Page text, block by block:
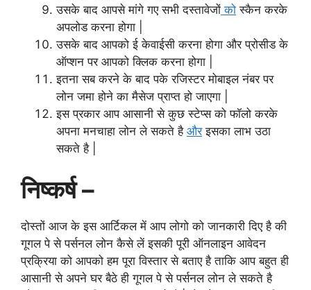
उसके बाद आपसे मांगे गए सभी दस्तावेजों को स्कैन करके
अपलोड करना होगा |
उसके बाद आपको ई केवाईसी करना होगा और प्रोसीड के
ऑप्शन पर आपको क्लिक करना होगा |
इतना सब करने के बाद पके रजिस्टर मोबाइल नंबर पर
लोन जमा होने का मैसेज प्राप्त हो जाएगा |
इस प्रकार आप आसानी से कुछ स्टेप्स को फॉलो करके
अपना मनचाहा लोन ले सकते है औरइसका लाभ उठा
सकते है |
निष्कर्ष –
दोस्तों आज के इस आर्टिकल में आप लोगो को जानकारी दिए है की
गूगल पे से पर्सनल लोन कैसे लें इसकी पूरी ऑनलाइन आवेदन
प्रक्रिया को आपको हम पूरा विस्तार से बताए है ताकि आप बहुत ही
आसानी से अपने घर बैठे ही गूगल पे से पर्सनल लोन ले सकते है